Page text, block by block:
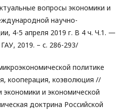
вопросы экономики и
научно-
4-5 апреля 2019 г. В 4 ч. Ч.1. —
2019. – с. 286-293/
политике
кооперация, коэволюция //
и экономической
доктрина Российской